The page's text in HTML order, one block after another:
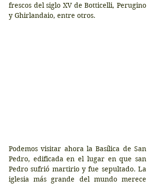
frescos del siglo XV de Botticelli, Perugino
y Ghirlandaio, entre otros.
Podemos visitar ahora la Basílica de San
Pedro, edificada en el lugar en que san
Pedro sufrió martirio y fue sepultado. La
iglesia más grande del mundo merece